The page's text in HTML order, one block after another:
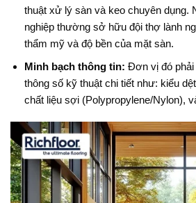
thuật xử lý sàn và keo chuyên dụng.
nghiệp thường sở hữu đội thợ lành
thẩm mỹ và độ bền của mặt sàn.
Minh bạch thông tin: Đơn vị đó
thông số kỹ thuật chi tiết như: kiểu
chất liệu sợi (Polypropylene/Nylon),